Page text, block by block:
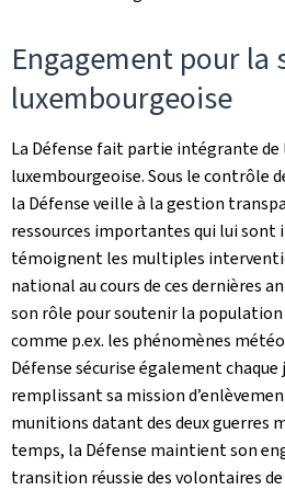
Engagement pour la
luxembourgeoise
La Défense fait partie intégrante de
luxembourgeoise. Sous le contrôle
la Défense veille à la gestion
ressources importantes qui lui sont
témoignent les multiples
national au cours de ces dernières
son rôle pour soutenir la population
comme p.ex. les phénomènes
Défense sécurise également
remplissant sa mission
munitions datant des deux guerres
temps, la Défense maintient son
transition réussie des volontaires de